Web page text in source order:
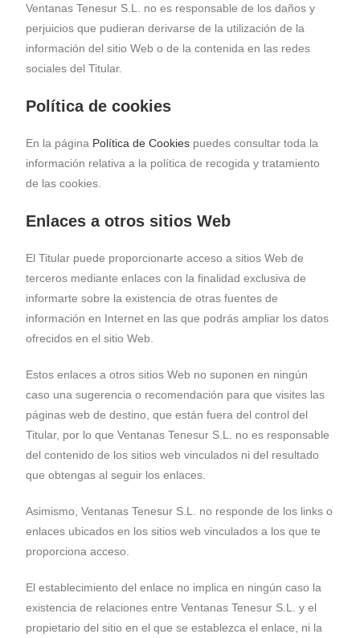
Ventanas Tenesur S.L. no es responsable de los daños y
perjuicios que pudieran derivarse de la utilización de la
información del sitio Web o de la contenida en las redes
sociales del Titular.
Política de cookies
En la página Política de Cookies puedes consultar toda la
información relativa a la política de recogida y tratamiento
de las cookies.
Enlaces a otros sitios Web
El Titular puede proporcionarte acceso a sitios Web de
terceros mediante enlaces con la finalidad exclusiva de
informarte sobre la existencia de otras fuentes de
información en Internet en las que podrás ampliar los datos
ofrecidos en el sitio Web.
Estos enlaces a otros sitios Web no suponen en ningún
caso una sugerencia o recomendación para que visites las
páginas web de destino, que están fuera del control del
Titular, por lo que Ventanas Tenesur S.L. no es responsable
del contenido de los sitios web vinculados ni del resultado
que obtengas al seguir los enlaces.
Asimismo, Ventanas Tenesur S.L. no responde de los links o
enlaces ubicados en los sitios web vinculados a los que te
proporciona acceso.
El establecimiento del enlace no implica en ningún caso la
existencia de relaciones entre Ventanas Tenesur S.L. y el
propietario del sitio en el que se establezca el enlace, ni la